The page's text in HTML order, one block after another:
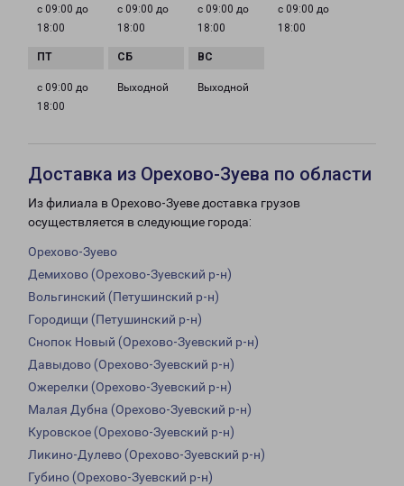
с 09:00 до
18:00
с 09:00 до
18:00
с 09:00 до
18:00
с 09:00 до
18:00
с 09:00 до
18:00
Выходной Выходной
Доставка из Орехово-Зуева по области
Из филиала в Орехово-Зуеве доставка грузов
осуществляется в следующие города:
Орехово-Зуево
Демихово (Орехово-Зуевский р-н)
Вольгинский (Петушинский р-н)
Городищи (Петушинский р-н)
Снопок Новый (Орехово-Зуевский р-н)
Давыдово (Орехово-Зуевский р-н)
Ожерелки (Орехово-Зуевский р-н)
Малая Дубна (Орехово-Зуевский р-н)
Куровское (Орехово-Зуевский р-н)
Ликино-Дулево (Орехово-Зуевский р-н)
Губино (Орехово-Зуевский р-н)